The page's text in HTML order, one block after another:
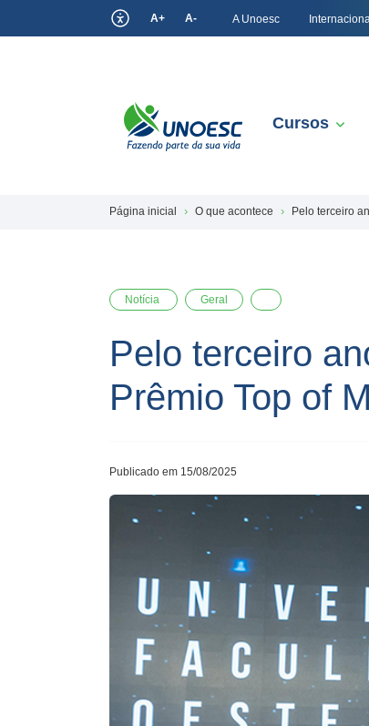
A+ A- A Unoesc
Cursos
Página inicial O que acontece Pelo terceiro
Notícia Geral
Pelo terceiro
Prêmio Top of
Publicado em 15/08/2025